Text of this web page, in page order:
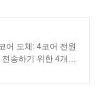
응용 분야에 적합
어 도체: 4코어 전원
송하기 위한 4개의